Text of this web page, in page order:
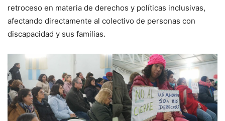
retroceso en materia de derechos y políticas inclusivas,
afectando directamente al colectivo de personas con
discapacidad y sus familias.